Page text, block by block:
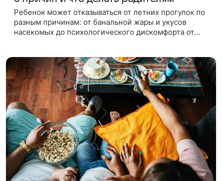
Ребенок может отказываться от летних прогулок по
разным причинам: от банальной жары и укусов
насекомых до психологического дискомфорта от